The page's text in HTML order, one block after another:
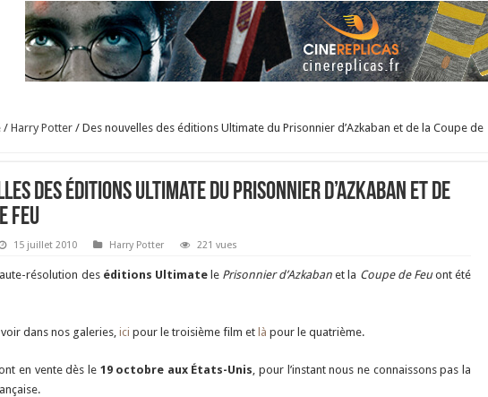
/ Harry Potter / Des nouvelles des éditions Ultimate du Prisonnier d’Azkaban et de la Coupe de
des éditions Ultimate du Prisonnier d’Azkaban et de
Feu
15 juillet 2010 Harry Potter 221 vues
résolution des éditions Ultimatele Prisonnier d’Azkaban et la Coupe de Feuont été
dans nos galeries,ici pour le troisième film et là pour le quatrième.
en vente dès le 19 octobre aux États-Unis, pour l’instant nous ne connaissons pas la